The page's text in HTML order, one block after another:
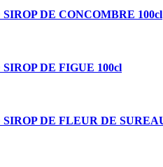
DE CONCOMBRE 100cl
DE FIGUE 100cl
SIROP DE FLEUR DE